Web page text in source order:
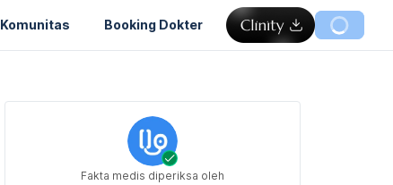
Komunitas Booking Dokter
Fakta medis diperiksa oleh